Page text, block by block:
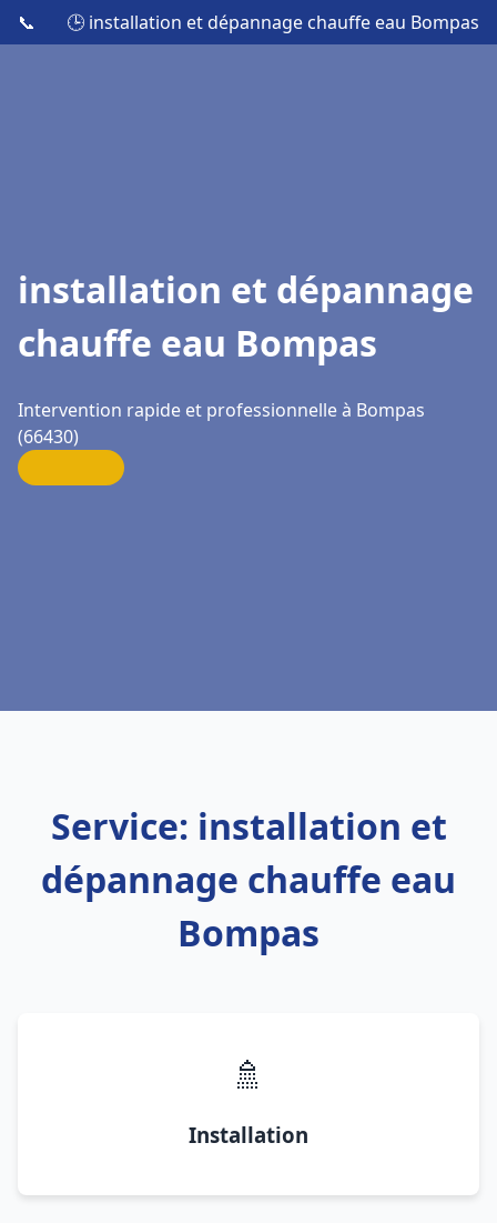
📞 🕒 installation et dépannage chauffe eau Bompas
installation et dépannage
chauffe eau Bompas
Intervention rapide et professionnelle à Bompas
(66430)
Service: installation et
dépannage chauffe eau
Bompas
🚿
Installation